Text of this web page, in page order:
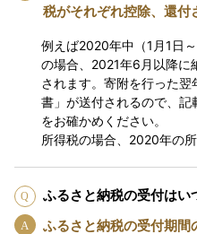
税がそれぞれ控除、還付
例えば2020年中（1月1日
の場合、2021年6月以降に
されます。寄附を行った
書」が送付されるので、
をお確かめください。
所得税の場合、2020年の
ふるさと納税の受付はい
ふるさと納税の受付期間